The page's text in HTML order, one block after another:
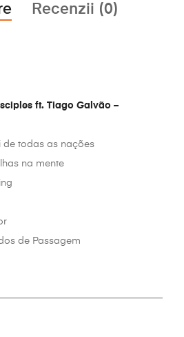
Recenzii (0)
ft. Tiago Galvão –
de todas as nações
na mente
de Passagem